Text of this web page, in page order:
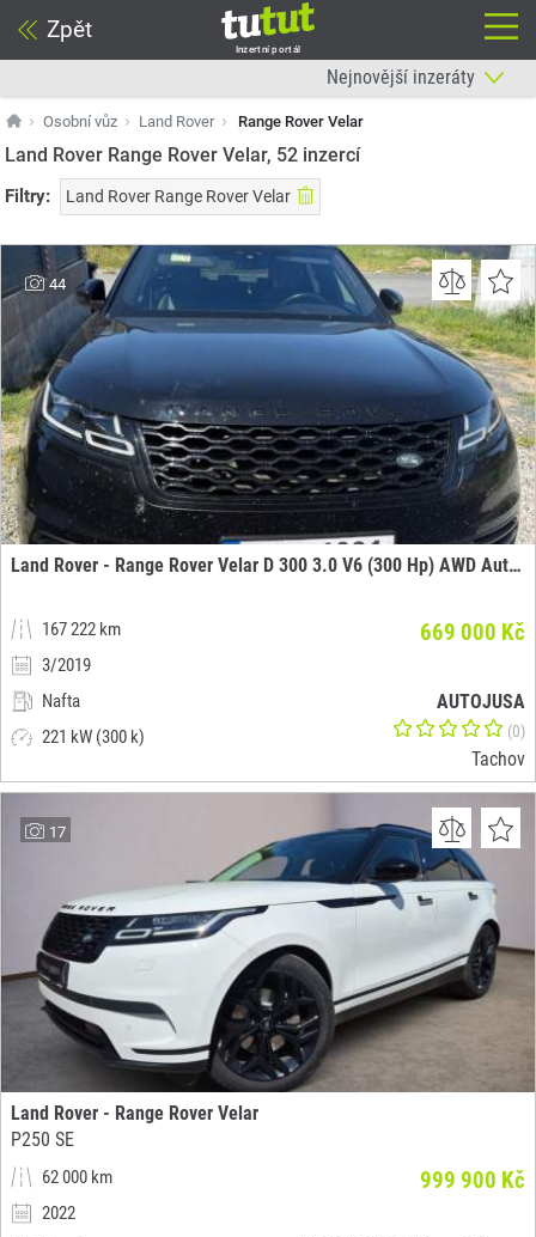
Zpět
Inzertní portál
Osobní vůz Land Rover Range Rover Velar
Land Rover Range Rover Velar, 52 inzercí
Filtry: Land Rover Range Rover Velar
44
Land Rover - Range Rover Velar D 300 3.0 V6 (300 Hp) AWD Automatic
167 222 km
3/2019
Nafta
221 kW (300 k)
669 000 Kč
AUTOJUSA
(0)
Tachov
17
Land Rover - Range Rover Velar
P250 SE
62 000 km
2022
999 900 Kč